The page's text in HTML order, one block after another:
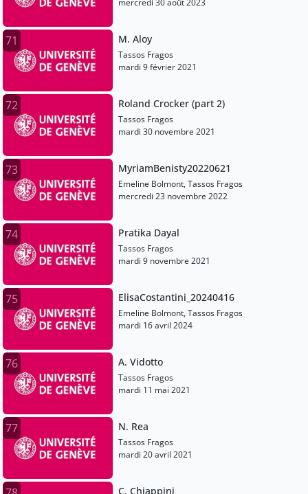
mercredi 30 août 2023
71 M. Aloy
Tassos Fragos
mardi 9 février 2021
72 Roland Crocker (part 2)
Tassos Fragos
mardi 30 novembre 2021
73 MyriamBenisty20220621
Emeline Bolmont, Tassos Fragos
mercredi 23 novembre 2022
74 Pratika Dayal
Tassos Fragos
mardi 9 novembre 2021
75 ElisaCostantini_20240416
Emeline Bolmont, Tassos Fragos
mardi 16 avril 2024
76 A. Vidotto
Tassos Fragos
mardi 11 mai 2021
77 N. Rea
Tassos Fragos
mardi 20 avril 2021
C. Chiappini